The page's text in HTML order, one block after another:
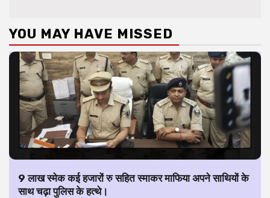
YOU MAY HAVE MISSED
9 लाख स्मेक कई हजारों रु सहित स्माकर माफिया अपने साथियों के
साथ चढ़ा पुलिस के हत्थे।